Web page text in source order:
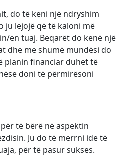
do të keni një ndryshim
ju lejojë që të kaloni më
en tuaj. Beqarët do kenë një
dhe me shumë mundësi do
planin financiar duhet të
doni të përmirësoni
të bërë në aspektin
Ju do të merrni ide të
për të pasur sukses.